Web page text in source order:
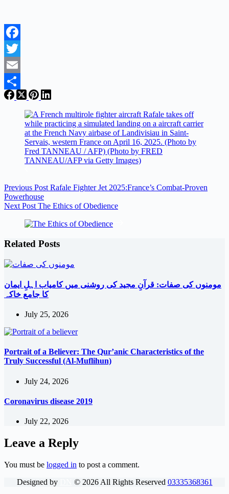
Facebook
Twitter
Email
Share
Previous Post Rafale Fighter Jet 2025:France’s Combat-Proven
Powerhouse
Next Post The Ethics of Obedience
Related Posts
مومنوں کی صفات: قرآنِ مجید کی روشنی میں کامیاب اہلِ ایمان
کا جامع خاکہ
July 25, 2026
Portrait of a Believer: The Qur’anic Characteristics of the
Truly Successful (Al-Muflihun)
July 24, 2026
Coronavirus disease 2019
July 22, 2026
Leave a Reply
You must be logged in to post a comment.
Designed by
© 2026All Rights Reserved 03335368361